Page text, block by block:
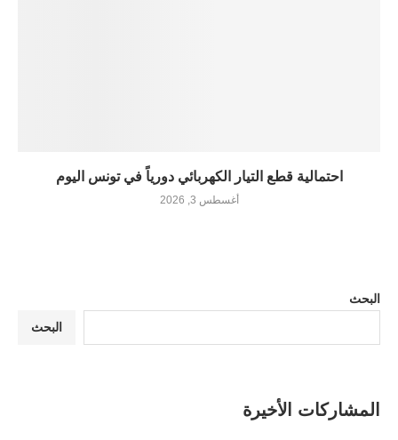
احتمالية قطع التيار الكهربائي دورياً في تونس اليوم
أغسطس 3, 2026
البحث
البحث
المشاركات الأخيرة